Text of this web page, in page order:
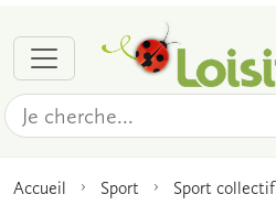
Accueil Sport Sport collectif